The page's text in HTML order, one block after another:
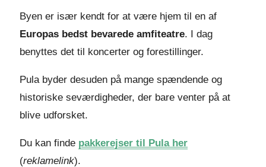
Byen er især kendt for at være hjem til en af
Europas bedst bevarede amfiteatre. I dag
benyttes det til koncerter og forestillinger.
Pula byder desuden på mange spændende og
historiske seværdigheder, der bare venter på at
blive udforsket.
Du kan finde pakkerejser til Pula her
(reklamelink).